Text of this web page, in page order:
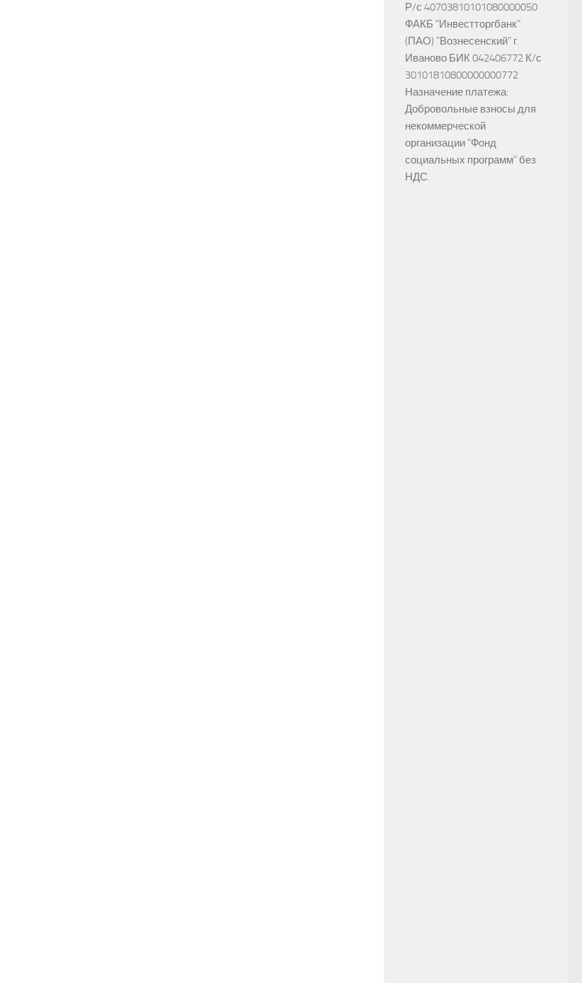
Р/с 40703810101080000050
ФАКБ "Инвестторгбанк"
(ПАО) "Вознесенский" г.
Иваново БИК 042406772 К/с
30101810800000000772
Назначение платежа:
Добровольные взносы для
некоммерческой
организации "Фонд
социальных программ" без
НДС.